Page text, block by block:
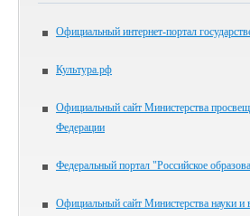
Официальный интернет-портал
Культура.рф
Официальный сайт Министерства
Федерации
Федеральный портал "Российское
Официальный сайт Министерства науки и